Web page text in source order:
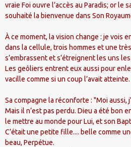
vraie Foi ouvre l’accès au Paradis; or le
souhaité la bienvenue dans Son
À ce moment, la vision change : je vois
dans la cellule, trois hommes et une
s’embrassent et s’étreignent les uns
Les geôliers entrent eux aussi pour
vacille comme si un coup l’avait
Sa compagne la réconforte : "Moi aussi,
Mais il n’est pas perdu. Dieu a été bon
le mettre au monde pour Lui, et son
C’était une petite fille.... belle comme
beau, Perpétue.